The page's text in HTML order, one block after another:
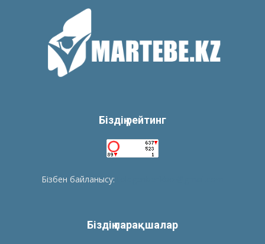
Біздің рейтинг
Бізбен байланысу:
Біздің парақшалар